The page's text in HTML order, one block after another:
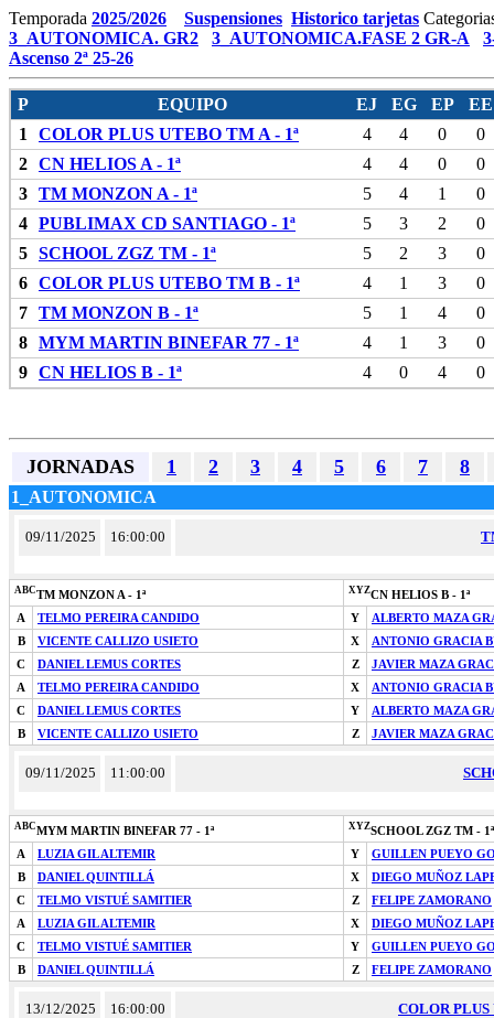
Temporada 2025/2026 Suspensiones Historico tarjetas
3_AUTONOMICA. GR2
3_AUTONOMICA.FASE 2 GR-A
Ascenso 2ª 25-26
P EQUIPO EJ EG EP
EE
1
COLOR PLUS UTEBO TM A - 1ª 4 4 0
0
2
CN HELIOS A - 1ª 4 4 0
0
3
TM MONZON A - 1ª 5 4 1
0
4
PUBLIMAX CD SANTIAGO - 1ª 5 3 2
0
5
SCHOOL ZGZ TM - 1ª 5 2 3
0
6
COLOR PLUS UTEBO TM B - 1ª 4 1 3
0
7
TM MONZON B - 1ª 5 1 4
0
8
MYM MARTIN BINEFAR 77 - 1ª 4 1 3
0
9
CN HELIOS B - 1ª 4 0 4 0
JORNADAS 1 2 3 4 5 6 7 8
1_AUTONOMICA
09/11/2025 16:00:00
ABCTM MONZON A - 1ª XYZCN HELIOS B - 1ª
A
TELMO PEREIRA CANDIDO Y
ALBERTO MAZA
B
VICENTE CALLIZO USIETO X
ANTONIO GRACIA
C
DANIEL LEMUS CORTES Z
JAVIER MAZA
A
TELMO PEREIRA CANDIDO X
ANTONIO GRACIA
C
DANIEL LEMUS CORTES Y
ALBERTO MAZA
B
VICENTE CALLIZO USIETO Z JAVIER MAZA
09/11/2025 11:00:00
ABCMYM MARTIN BINEFAR 77 - 1ª XYZSCHOOL ZGZ TM - 1ª
A
LUZIA GIL ALTEMIR Y
GUILLEN PUEYO
B
DANIEL QUINTILLÁ X
DIEGO MUÑOZ
C
TELMO VISTUÉ SAMITIER Z
FELIPE ZAMORANO
A
LUZIA GIL ALTEMIR X
DIEGO MUÑOZ
C
TELMO VISTUÉ SAMITIER Y
GUILLEN PUEYO
B
DANIEL QUINTILLÁ Z FELIPE ZAMORANO
13/12/2025 16:00:00 COLOR PLUS